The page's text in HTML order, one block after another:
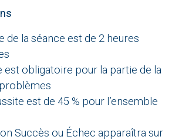
de la séance est de 2 heures
est obligatoire pour la partie de la
est de 45 % pour l’ensemble
Succès ou Échec apparaîtra sur